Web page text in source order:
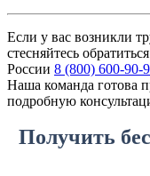
Если у вас возникли
стесняйтесь
России 8 (800) 600-90-
Наша команда готова
подробную
Получить